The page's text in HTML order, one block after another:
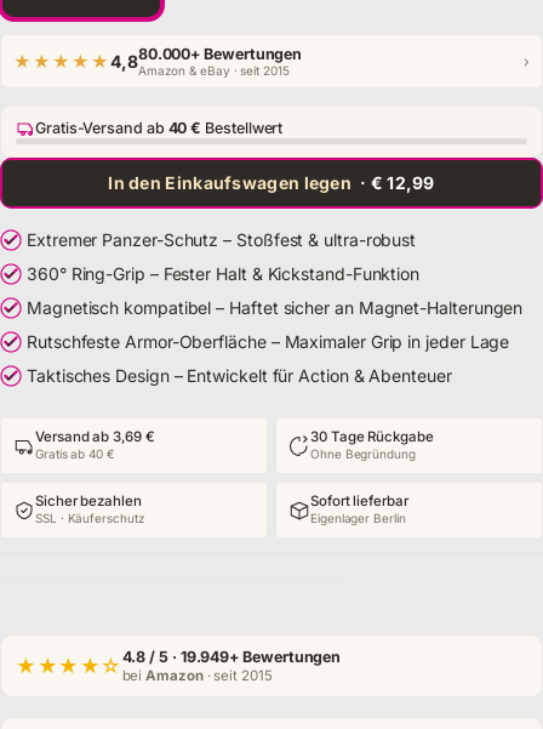
★★★★★4,880.000+ Bewertungen
Amazon & eBay · seit 2015 ›
Gratis-Versand ab 40 € Bestellwert
In den Einkaufswagen legen · € 12,99
Extremer Panzer-Schutz – Stoßfest & ultra-robust
360° Ring-Grip – Fester Halt & Kickstand-Funktion
Magnetisch kompatibel – Haftet sicher an Magnet-Halterungen
Rutschfeste Armor-Oberfläche – Maximaler Grip in jeder Lage
Taktisches Design – Entwickelt für Action & Abenteuer
Versand ab 3,69 €
Gratis ab 40 €
30 Tage Rückgabe
Ohne Begründung
Sicher bezahlen
SSL · Käuferschutz
Sofort lieferbar
Eigenlager Berlin
★★★★☆ 4.8 / 5 · 19.949+ Bewertungen
beiAmazon· seit 2015